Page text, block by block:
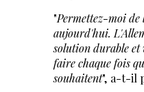
"Permettez-moi de
aujourd'hui.
solution durable et
faire chaque fois
souhaitent", a-t-il